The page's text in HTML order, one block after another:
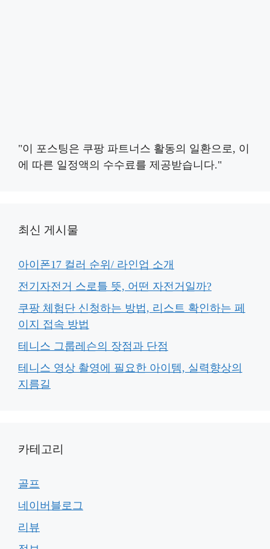
"이 포스팅은 쿠팡 파트너스 활동의 일환으로, 이
에 따른 일정액의 수수료를 제공받습니다."
최신 게시물
아이폰17 컬러 순위/ 라인업 소개
전기자전거 스로틀 뜻, 어떤 자전거일까?
쿠팡 체험단 신청하는 방법, 리스트 확인하는 페
이지 접속 방법
테니스 그룹레슨의 장점과 단점
테니스 영상 촬영에 필요한 아이템, 실력향상의
지름길
카테고리
골프
네이버블로그
리뷰